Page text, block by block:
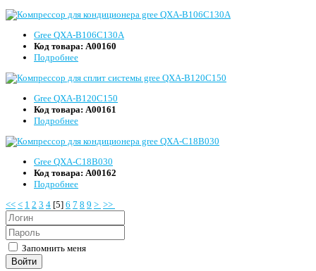
Gree QXA-B106C130A
Код товара: А00160
Подробнее
Gree QXA-B120C150
Код товара: А00161
Подробнее
Gree QXA-C18B030
Код товара: А00162
Подробнее
<< < 1 2 3 4 [5] 6 7 8 9 > >>
Запомнить меня
Войти